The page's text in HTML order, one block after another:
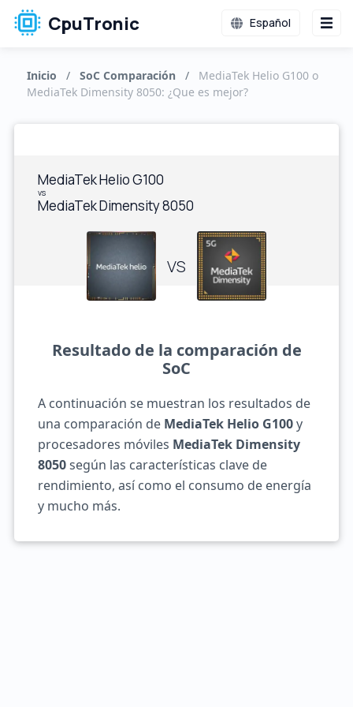
CpuTronic Español
Inicio / SoC Comparación /
MediaTek Helio G100 o
MediaTek Dimensity 8050: ¿Que es mejor?
MediaTek Helio G100
vs
MediaTek Dimensity 8050
VS
Resultado de la comparación de
SoC
A continuación se muestran los resultados de
una comparación de MediaTek Helio G100y
procesadores móviles MediaTek Dimensity
8050según las características clave de
rendimiento, así como el consumo de energía
y mucho más.